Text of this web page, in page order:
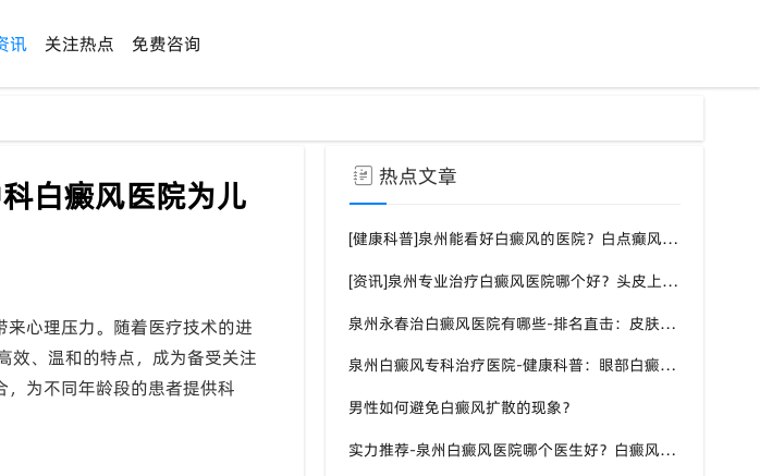
讯 关注热点 免费咨询
白癜风医院为儿
心理压力。随着医疗技术的进
效、温和的特点，成为备受关注
为不同年龄段的患者提供科
热点文章
[健康科普]泉州能看好白癜风的医院？白点癫风需要注意什么饮食？
[资讯]泉州专业治疗白癜风医院哪个好？头皮上有一块白色厚厚的头皮？
泉州永春治白癜风医院有哪些-排名直击：皮肤白斑是什么原因导致的？
泉州白癜风专科治疗医院-健康科普：眼部白癜风症状？
男性如何避免白癜风扩散的现象？
实力推荐-泉州白癜风医院哪个医生好？白癜风症状表现都有什么？